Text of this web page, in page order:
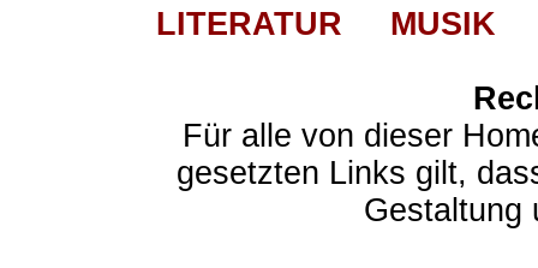
LITERATUR
MUSIK
Für alle von dieser
gesetzten Links gilt,
Gestaltung